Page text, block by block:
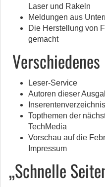
Laser und Rakeln
Meldungen aus
Die Herstellung von
gemacht
Verschiedenes
Leser-Service
Autoren dieser
Topthemen der
TechMedia
Vorschau auf die
Impressum
„Schnelle